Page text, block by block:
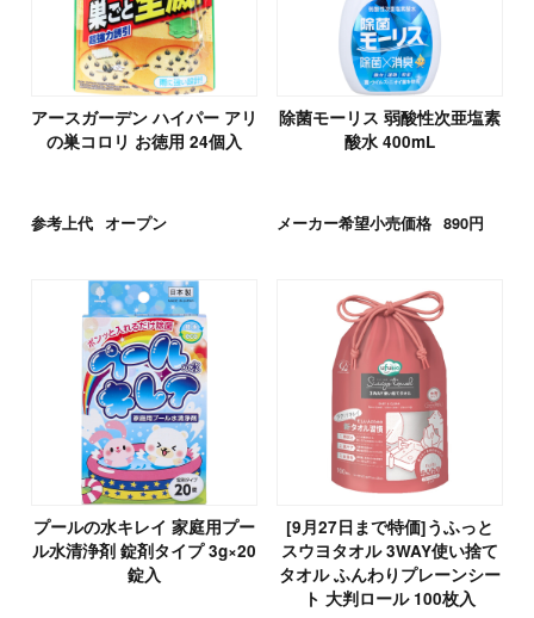
アースガーデン ハイパー アリ
の巣コロリ お徳用 24個入
参考上代 オープン
除菌モーリス 弱酸性次亜塩素
酸水 400mL
メーカー希望小売価格 890円
プールの水キレイ 家庭用プー
ル水清浄剤 錠剤タイプ 3g×20
錠入
[9月27日まで特価]うふっと
スウヨタオル 3WAY使い捨て
タオル ふんわりプレーンシー
ト 大判ロール 100枚入